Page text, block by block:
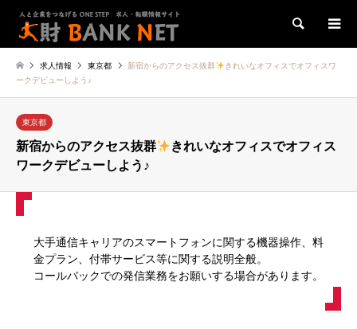
検索
求人情報 東京都 新宿からのアクセス抜群
きれいなオフィスでオフィスワ
ークデビューしよう♪
東京都
新宿からのアクセス抜群
きれいなオフィスでオフィス
ワークデビューしよう♪
大手通信キャリアのスマートフォンに関する機器操作、料
金プラン、付帯サービス等に関する説明全般。
コールバックでの発信業務をお願いする場合があります。